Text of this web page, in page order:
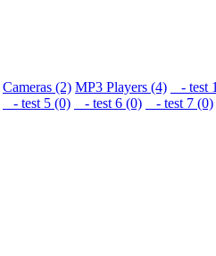
Cameras (2) MP3 Players (4) - test
- test 5 (0) - test 6 (0) - test 7 (0)